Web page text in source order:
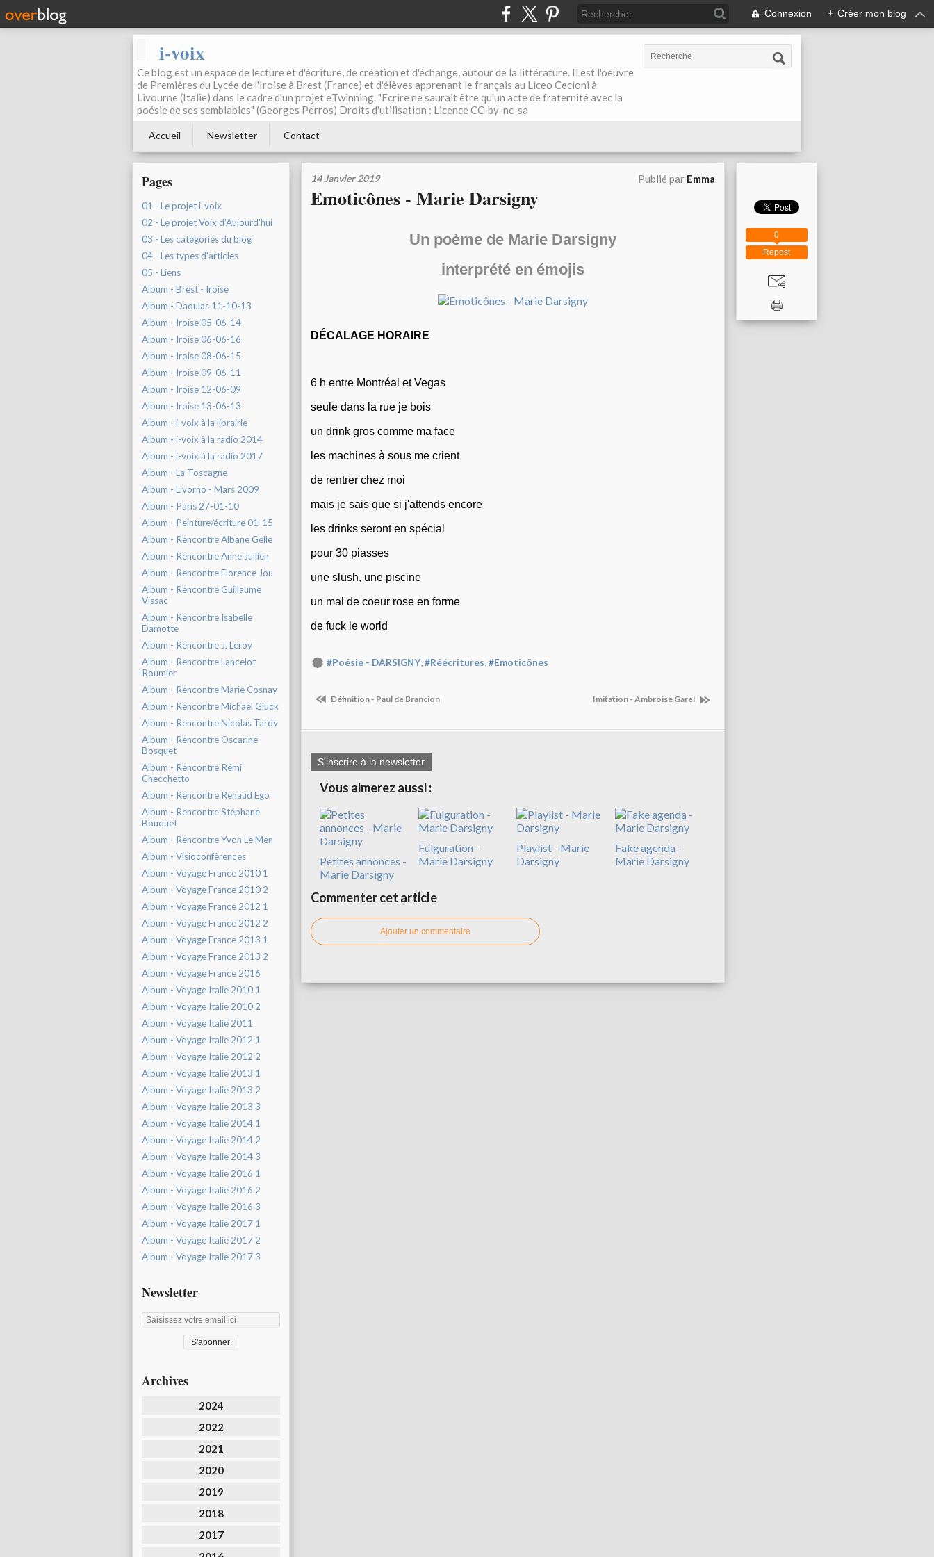
Connexion + Créer mon blog
i-voix
Ce blog est un espace de lecture et d'écriture, de création et d'échange, autour de la littérature. Il est l'oeuvre
de Premières du Lycée de l'Iroise à Brest (France) et d'élèves apprenant le français au Liceo Cecioni à
Livourne (Italie) dans le cadre d'un projet eTwinning. "Ecrire ne saurait être qu'un acte de fraternité avec la
poésie de ses semblables" (Georges Perros) Droits d'utilisation : Licence CC-by-nc-sa
Accueil Newsletter Contact
Pages
01 - Le projet i-voix
02 - Le projet Voix d'Aujourd'hui
03 - Les catégories du blog
04 - Les types d'articles
05 - Liens
Album - Brest - Iroise
Album - Daoulas 11-10-13
Album - Iroise 05-06-14
Album - Iroise 06-06-16
Album - Iroise 08-06-15
Album - Iroise 09-06-11
Album - Iroise 12-06-09
Album - Iroise 13-06-13
Album - i-voix à la librairie
Album - i-voix à la radio 2014
Album - i-voix à la radio 2017
Album - La Toscagne
Album - Livorno - Mars 2009
Album - Paris 27-01-10
Album - Peinture/écriture 01-15
Album - Rencontre Albane Gelle
Album - Rencontre Anne Jullien
Album - Rencontre Florence Jou
Album - Rencontre Guillaume
Vissac
Album - Rencontre Isabelle
Damotte
Album - Rencontre J. Leroy
Album - Rencontre Lancelot
Roumier
Album - Rencontre Marie Cosnay
Album - Rencontre Michaël Glück
Album - Rencontre Nicolas Tardy
Album - Rencontre Oscarine
Bosquet
Album - Rencontre Rémi
Checchetto
Album - Rencontre Renaud Ego
Album - Rencontre Stéphane
Bouquet
Album - Rencontre Yvon Le Men
Album - Visioconfèrences
Album - Voyage France 2010 1
Album - Voyage France 2010 2
Album - Voyage France 2012 1
Album - Voyage France 2012 2
Album - Voyage France 2013 1
Album - Voyage France 2013 2
Album - Voyage France 2016
Album - Voyage Italie 2010 1
Album - Voyage Italie 2010 2
Album - Voyage Italie 2011
Album - Voyage Italie 2012 1
Album - Voyage Italie 2012 2
Album - Voyage Italie 2013 1
Album - Voyage Italie 2013 2
Album - Voyage Italie 2013 3
Album - Voyage Italie 2014 1
Album - Voyage Italie 2014 2
Album - Voyage Italie 2014 3
Album - Voyage Italie 2016 1
Album - Voyage Italie 2016 2
Album - Voyage Italie 2016 3
Album - Voyage Italie 2017 1
Album - Voyage Italie 2017 2
Album - Voyage Italie 2017 3
Newsletter
Archives
2024
2022
2021
2020
2019
2018
2017
14 Janvier 2019 Publié par Emma
Emoticônes - Marie Darsigny
Un poème de Marie Darsigny
interprété en émojis
DÉCALAGE HORAIRE
6 h entre Montréal et Vegas
seule dans la rue je bois
un drink gros comme ma face
les machines à sous me crient
de rentrer chez moi
mais je sais que si j'attends encore
les drinks seront en spécial
pour 30 piasses
une slush, une piscine
un mal de coeur rose en forme
de fuck le world
#Poésie - DARSIGNY,#Réécritures,#Emoticönes
Définition - Paul de Brancion Imitation - Ambroise Garel
S'inscrire à la newsletter
Vous aimerez aussi :
Petites annonces -
Marie Darsigny
Fulguration -
Marie Darsigny
Playlist - Marie
Darsigny
Fake agenda -
Marie Darsigny
Commenter cet article
Ajouter un commentaire
Repost
0